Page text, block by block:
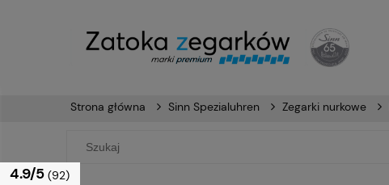
Strona główna Sinn Spezialuhren Zegarki nurkowe
4.9/5 (92)